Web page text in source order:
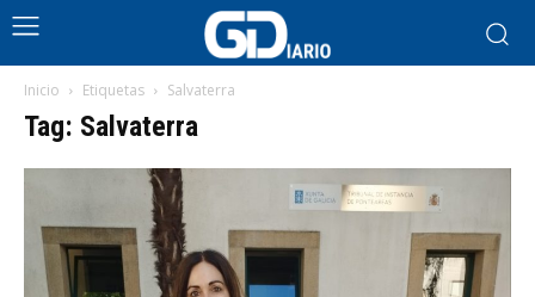
Inicio Etiquetas Salvaterra
Tag: Salvaterra